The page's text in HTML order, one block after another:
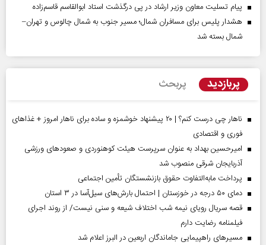
پیام تسلیت معاون وزیر ارشاد در پی درگذشت استاد ابوالقاسم قاسم‌زاده
هشدار پلیس برای مسافران شمال؛ مسیر جنوب به شمال چالوس و تهران–
شمال بسته شد
پربازدید پربحث
ناهار چی درست کنم؟ | ۲۰ پیشنهاد خوشمزه و ساده برای ناهار امروز + غذاهای
فوری و اقتصادی
امیرحسین بهداد به عنوان سرپرست هیئت کوهنوردی و صعودهای ورزشی
آذربایجان شرقی منصوب شد
پرداخت مابه‌التفاوت حقوق بازنشستگان تأمین اجتماعی
دمای ۵۰ درجه در خوزستان | احتمال بارش‌های سیل‌آسا در ۳ استان
قصه سریال رویای نیمه شب اختلاف شیعه و سنی نیست/ از روند اجرای
فیلمنامه رضایت دارم
مسیر‌های راهپیمایی جاماندگان اربعین در البرز اعلام شد